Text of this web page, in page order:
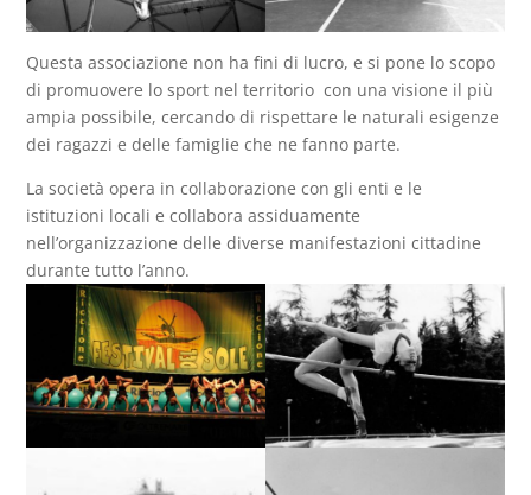
Questa associazione non ha fini di lucro, e si pone lo scopo
di promuovere lo sport nel territorio con una visione il più
ampia possibile, cercando di rispettare le naturali esigenze
dei ragazzi e delle famiglie che ne fanno parte.
La società opera in collaborazione con gli enti e le
istituzioni locali e collabora assiduamente
nell’organizzazione delle diverse manifestazioni cittadine
durante tutto l’anno.